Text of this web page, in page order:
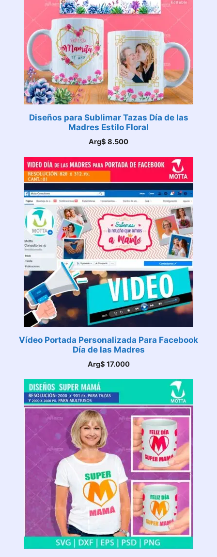
Diseños para Sublimar Tazas Día de las
Madres Estilo Floral
Arg$ 8.500
Vídeo Portada Personalizada Para Facebook
Día de las Madres
Arg$ 17.000